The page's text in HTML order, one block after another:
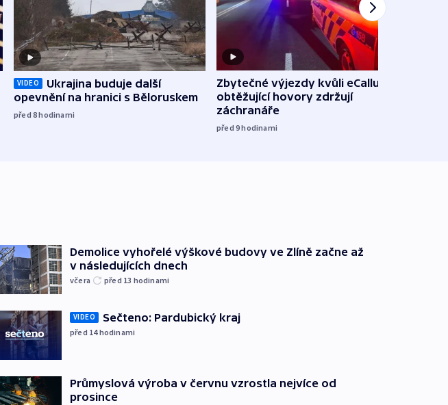
VIDEO
Ukrajina buduje další
opevnění na hranici s Běloruskem
před 8hodinami
Zbytečné výjezdy kvůli eCallu a
obtěžující hovory zdržují
záchranáře
před 9hodinami
Demolice vyhořelé výškové budovy ve Zlíně začne až
v následujících dnech
včera před 13 hodinami
VIDEO Sečteno: Pardubický kraj
před 14hodinami
Průmyslová výroba v červnu vzrostla nejvíce od
prosince